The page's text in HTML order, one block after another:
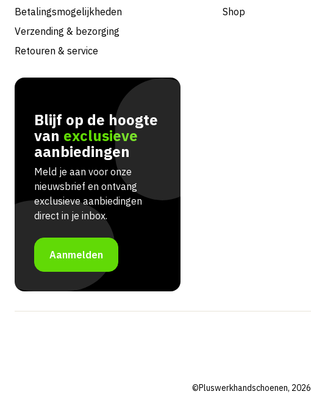
Betalingsmogelijkheden
Verzending & bezorging
Retouren & service
Shop
Blijf op de hoogte
van exclusieve
aanbiedingen
Meld je aan voor onze
nieuwsbrief en ontvang
exclusieve aanbiedingen
direct in je inbox.
Aanmelden
©Pluswerkhandschoenen, 2026